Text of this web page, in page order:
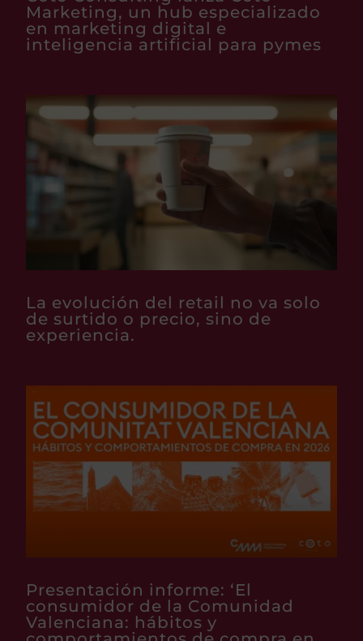
Marketing, un hub especializado
en marketing digital e
inteligencia artificial para pymes
La evolución del retail no va solo
de surtido o precio, sino de
experiencia.
Presentación informe: ‘El
consumidor de la Comunidad
Valenciana: hábitos y